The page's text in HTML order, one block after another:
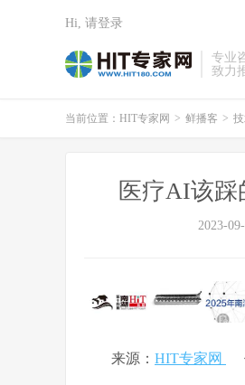
专业
致力
Hi, 请登录
当前位置： HIT专家网 > 鲜播客 >
医疗AI该踩
2023-
来源： HIT专家网